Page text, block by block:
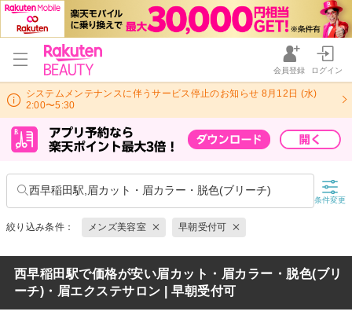
会員登録 ログイン
システムメンテナンスに伴うサービス停止のお知らせ 8月12日 (水)
2:00〜5:30
西早稲田駅,眉カット・眉カラー・脱色(ブリーチ)
条件変更
絞り込み条件： メンズ美容室 早朝受付可
西早稲田駅で価格が安い眉カット・眉カラー・脱色(ブリ
ーチ)・眉エクステサロン | 早朝受付可